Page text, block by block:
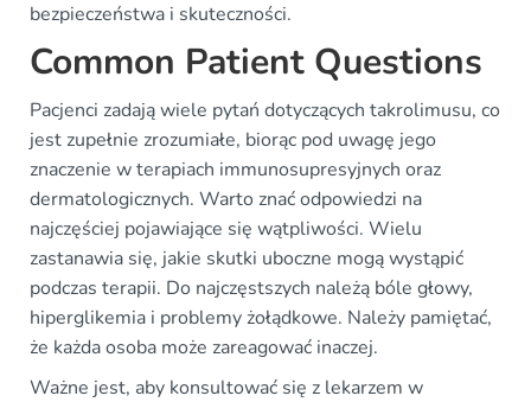
bezpieczeństwa i skuteczności.
Common Patient Questions
Pacjenci zadają wiele pytań dotyczących takrolimusu, co
jest zupełnie zrozumiałe, biorąc pod uwagę jego
znaczenie w terapiach immunosupresyjnych oraz
dermatologicznych. Warto znać odpowiedzi na
najczęściej pojawiające się wątpliwości. Wielu
zastanawia się, jakie skutki uboczne mogą wystąpić
podczas terapii. Do najczęstszych należą bóle głowy,
hiperglikemia i problemy żołądkowe. Należy pamiętać,
że każda osoba może zareagować inaczej.
Ważne jest, aby konsultować się z lekarzem w